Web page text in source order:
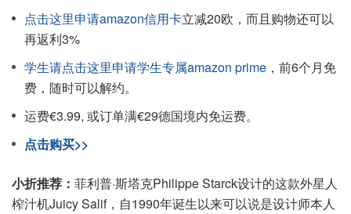
点击这里申请amazon信用卡立减20欧，而且购物还可以
再返利3%
学生请点击这里申请学生专属amazon prime ，前6个月免
费，随时可以解约。
运费€3.99, 或订单满€29德国境内免运费。
点击购买>>
小折推荐： 菲利普·斯塔克Philippe Starck设计的这款外星人
榨汁机Juicy Salif，自1990年诞生以来可以说是设计师本人